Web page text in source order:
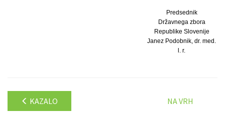
Predsednik
Državnega zbora
Republike Slovenije
Janez Podobnik, dr. med.
l. r.
KAZALO NA VRH